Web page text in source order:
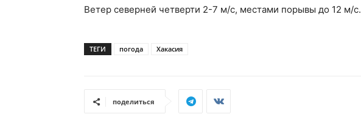
Ветер северней четверти 2-7 м/с, местами порывы до 12 м/с.
ТЕГИ погода Хакасия
поделиться